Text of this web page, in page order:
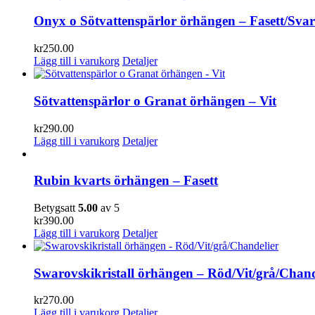
Onyx o Sötvattenspärlor örhängen – Fasett/
kr250.00
Lägg till i varukorg Detaljer
Sötvattenspärlor o Granat örhängen – Vit
kr290.00
Lägg till i varukorg Detaljer
Rubin kvarts örhängen – Fasett
Betygsatt 5.00 av 5
kr390.00
Lägg till i varukorg Detaljer
Swarovskikristall örhängen – Röd/Vit/grå/
kr270.00